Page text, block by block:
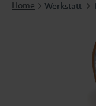
Home Werkstatt